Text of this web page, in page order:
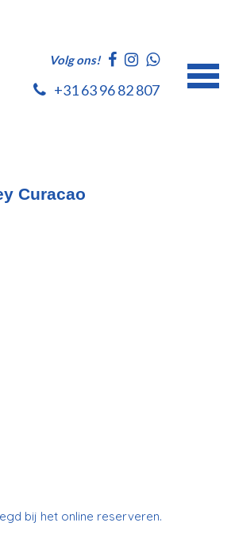
Volg ons!
+31 63 96 82 807
Curacao
bij het online reserveren.